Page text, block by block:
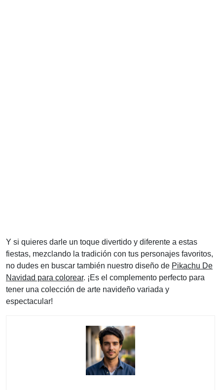
Y si quieres darle un toque divertido y diferente a estas
fiestas, mezclando la tradición con tus personajes favoritos,
no dudes en buscar también nuestro diseño de Pikachu De
Navidad para colorear. ¡Es el complemento perfecto para
tener una colección de arte navideño variada y
espectacular!